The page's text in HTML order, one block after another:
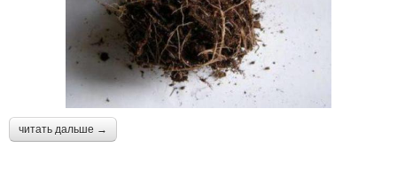
читать дальше →